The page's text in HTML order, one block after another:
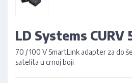
LD Systems CURV
70 / 100 V SmartLink adapter za do
satelita u crnoj boji